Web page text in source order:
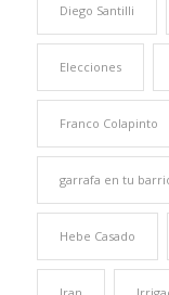
Diego Santilli
Elecciones
Franco Colapinto
garrafa en tu
Hebe Casado